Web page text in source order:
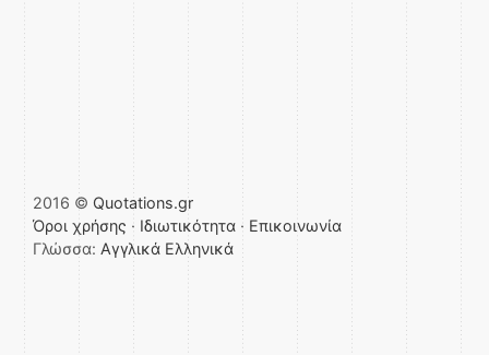
2016 © Quotations.gr
Όροι χρήσης · Ιδιωτικότητα · Επικοινωνία
Γλώσσα: Αγγλικά Ελληνικά